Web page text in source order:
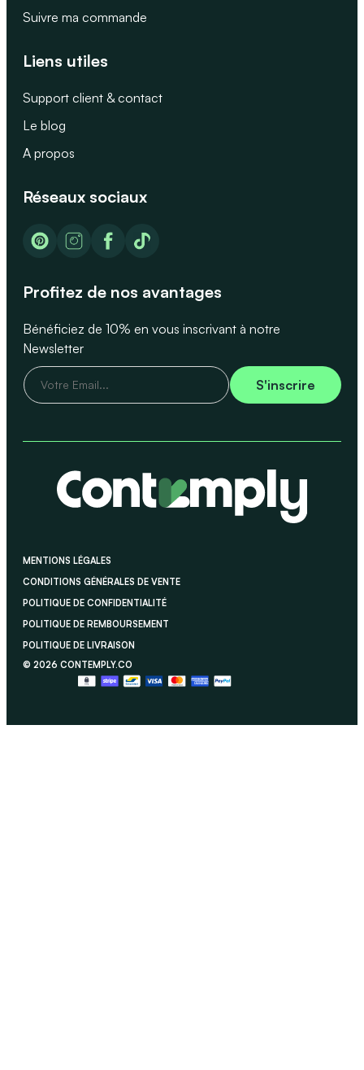
Suivre ma commande
Liens utiles
Support client & contact
Le blog
A propos
Réseaux sociaux
Profitez de nos avantages
Bénéficiez de 10% en vous inscrivant à notre
Newsletter
V
o
*
S'inscrire
MENTIONS LÉGALES
CONDITIONS GÉNÉRALES DE VENTE
POLITIQUE DE CONFIDENTIALITÉ
POLITIQUE DE REMBOURSEMENT
POLITIQUE DE LIVRAISON
© 2026 CONTEMPLY.CO